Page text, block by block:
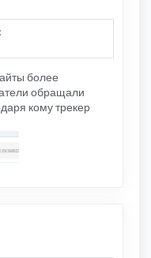
более
обращали
кому трекер